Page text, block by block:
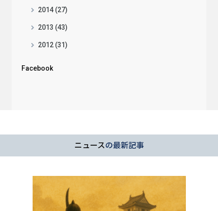
2014 (27)
2013 (43)
2012 (31)
Facebook
ニュースの最新記事